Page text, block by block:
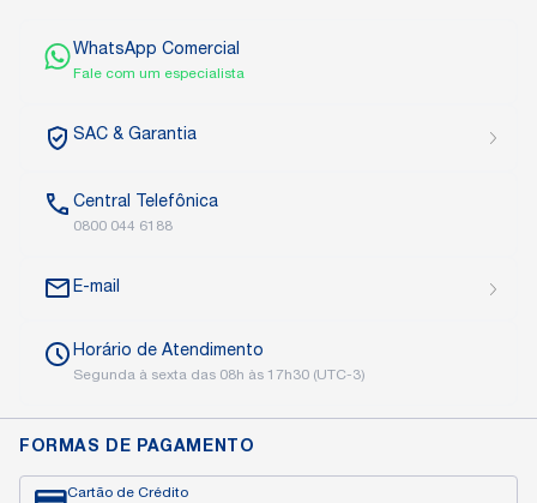
WhatsApp Comercial
Fale com um especialista
SAC & Garantia
Central Telefônica
0800 044 6188
E-mail
Horário de Atendimento
Segunda à sexta das 08h às 17h30 (UTC-3)
FORMAS DE PAGAMENTO
Cartão de Crédito